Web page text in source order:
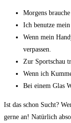
Morgens
Ich benutze
Wenn mein
verpassen.
Zur Sportschau
Wenn ich
Bei einem Glas
Ist das schon Sucht?
gerne an! Natürlich